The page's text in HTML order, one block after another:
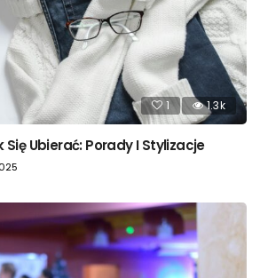
1 1.3k
Się Ubierać: Porady I Stylizacje